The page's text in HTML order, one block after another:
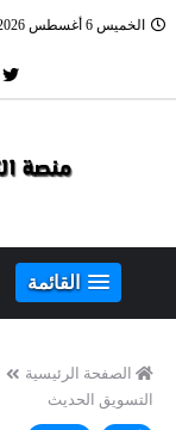
الخميس 6 أغسطس 2026
القائمة
الصفحة الرئيسية
التسويق الحديث